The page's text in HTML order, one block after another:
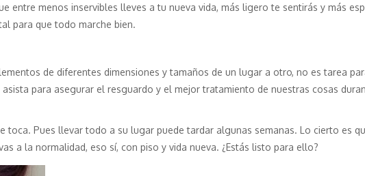
entre menos inservibles lleves a tu nueva vida, más ligero te sentirás y más
para que todo marche bien.
de diferentes dimensiones y tamaños de un lugar a otro, no es tarea
para asegurar el resguardo y el mejor tratamiento de nuestras cosas
toca. Pues llevar todo a su lugar puede tardar algunas semanas. Lo cierto es
a la normalidad, eso sí, con piso y vida nueva. ¿Estás listo para ello?